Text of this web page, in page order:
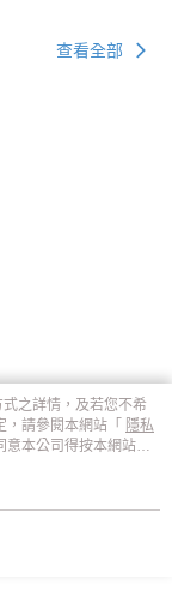
查看全部
之詳情，及若您不希
請參閱本網站「 隱私
意本公司得按本網站使